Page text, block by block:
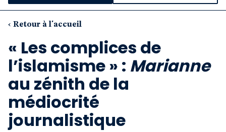
Boutique
‹ Retour à l'accueil
« Les complices de
l’islamisme » : Marianne
au zénith de la
médiocrité
journalistique